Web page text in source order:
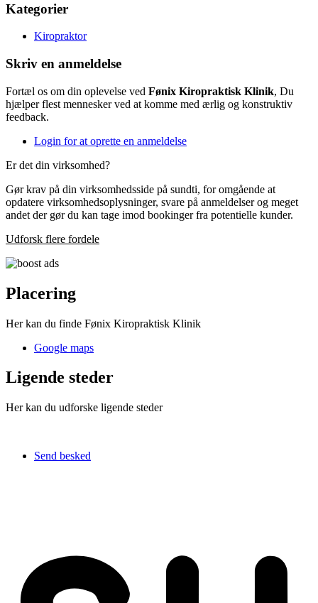
Kategorier
Kiropraktor
Skriv en anmeldelse
Fortæl os om din oplevelse ved Fønix Kiropraktisk Klinik, Du
hjælper flest mennesker ved at komme med ærlig og konstruktiv
feedback.
Login for at oprette en anmeldelse
Er det din virksomhed?
Gør krav på din virksomhedsside på sundti, for omgående at
opdatere virksomhedsoplysninger, svare på anmeldelser og meget
andet der gør du kan tage imod bookinger fra potentielle kunder.
Udforsk flere fordele
Placering
Her kan du finde Fønix Kiropraktisk Klinik
Google maps
Ligende steder
Her kan du udforske ligende steder
Send besked